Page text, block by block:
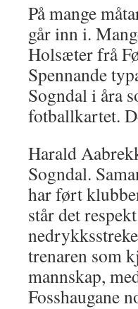
På mange
går inn i.
Holsæter frå
Spennande
Sogndal i åra
fotballkartet.
Harald
Sogndal.
har ført
står det
trenaren som
mannskap,
Fosshaugane